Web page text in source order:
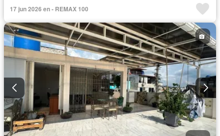
17 jun 2026 en - REMAX 100